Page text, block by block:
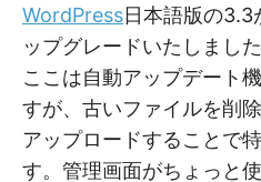
M
WordPress日本語版の3.3
ップグレードいたしました
ここは自動アップデート
すが、古いファイルを削
アップロードすることで
す。管理画面がちょっと